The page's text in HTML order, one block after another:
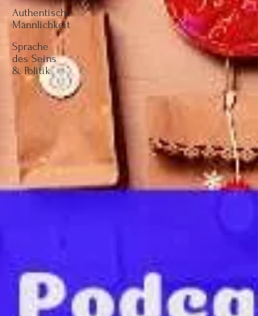
Authentische
Männlichkeit
Sprache
des Seins
& Politik